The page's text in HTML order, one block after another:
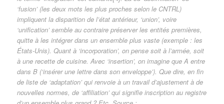
‘fusion’ (les deux mots les plus proches selon le CNTRL)
impliquent la disparition de l’état antérieur, ‘union’, voire
‘unification’ semble au contraire préserver les entités premières,
quitte à les intégrer dans un ensemble plus vaste (exemple : les
États-Unis). Quant à ‘incorporation’, on pense soit à l’armée, soit
à une recette de cuisine. Avec ‘insertion’, on imagine que A entre
dans B (‘insérer une lettre dans son enveloppe’). Que dire, en fin
de liste de ‘adaptation’ qui renvoie à un travail d’ajustement à de
nouvelles normes, de ‘affiliation’ qui signifie inscription au registre